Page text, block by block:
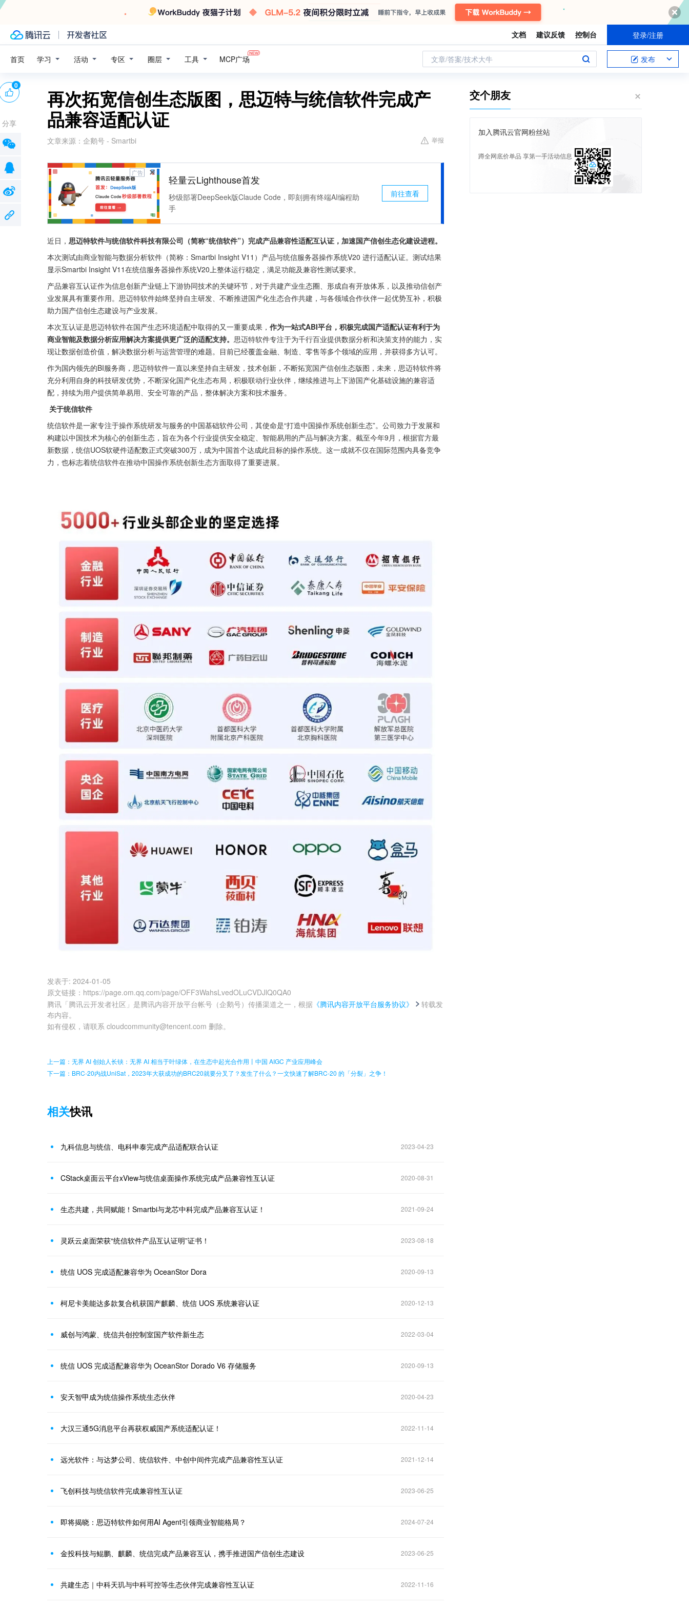
文档 建议反馈 控制台 登录/注册
首页 学习 活动 专区 圈层 工具 MCP广场 文章/答案/技术大牛 发布
再次拓宽信创生态版图，思迈特与统信软件完成产
品兼容适配认证
文章来源： 企鹅号 - Smartbi 举报
广告
轻量云Lighthouse首发
秒级部署DeepSeek版Claude Code，即刻拥有终端AI编程助
手
前往查看
近日， 思迈特软件与统信软件科技有限公司（简称“统信软件”）完成产品兼容性适配互认证，加速国产信创生态化建设进程。
本次测试由商业智能与数据分析软件（简称：Smartbi Insight V11）产品与统信服务器操作系统V20 进行适配认证。测试结果
显示Smartbi Insight V11在统信服务器操作系统V20上整体运行稳定，满足功能及兼容性测试要求。
产品兼容互认证作为信息创新产业链上下游协同技术的关键环节，对于共建产业生态圈、形成自有开放体系，以及推动信创产
业发展具有重要作用。思迈特软件始终坚持自主研发、不断推进国产化生态合作共建，与各领域合作伙伴一起优势互补，积极
助力国产信创生态建设与产业发展。
本次互认证是思迈特软件在国产生态环境适配中取得的又一重要成果， 作为一站式ABI平台，积极完成国产适配认证有利于为
商业智能及数据分析应用解决方案提供更广泛的适配支持。 思迈特软件专注于为千行百业提供数据分析和决策支持的能力，实
现让数据创造价值，解决数据分析与运营管理的难题。目前已经覆盖金融、制造、零售等多个领域的应用，并获得多方认可。
作为国内领先的BI服务商，思迈特软件一直以来坚持自主研发，技术创新，不断拓宽国产信创生态版图，未来，思迈特软件将
充分利用自身的科技研发优势，不断深化国产化生态布局，积极联动行业伙伴，继续推进与上下游国产化基础设施的兼容适
配，持续为用户提供简单易用、安全可靠的产品，整体解决方案和技术服务。
关于统信软件
统信软件是一家专注于操作系统研发与服务的中国基础软件公司，其使命是“打造中国操作系统创新生态”。公司致力于发展和
构建以中国技术为核心的创新生态，旨在为各个行业提供安全稳定、智能易用的产品与解决方案。截至今年9月，根据官方最
新数据，统信UOS软硬件适配数正式突破300万，成为中国首个达成此目标的操作系统。这一成就不仅在国际范围内具备竞争
力，也标志着统信软件在推动中国操作系统创新生态方面取得了重要进展。
发表于: 2024-01-05
原文链接 ： https://page.om.qq.com/page/OFF3WahsLvedOLuCVDJlQ0QA0
腾讯「腾讯云开发者社区」是腾讯内容开放平台帐号（企鹅号）传播渠道之一，根据 《腾讯内容开放平台服务协议》
转载发
布内容。
如有侵权，请联系 cloudcommunity@tencent.com 删除。
0
分享
上一篇：无界 AI 创始人长铗：无界 AI 相当于叶绿体，在生态中起光合作用丨中国 AIGC 产业应用峰会
下一篇：BRC-20内战UniSat，2023年大获成功的BRC20就要分叉了？发生了什么？一文快速了解BRC-20 的「分裂」之争！
相关快讯
九科信息与统信、电科申泰完成产品适配联合认证 2023-04-23
CStack桌面云平台xView与统信桌面操作系统完成产品兼容性互认证 2020-08-31
生态共建，共同赋能！Smartbi与龙芯中科完成产品兼容互认证！ 2021-09-24
灵跃云桌面荣获“统信软件产品互认证明”证书！ 2023-08-18
统信 UOS 完成适配兼容华为 OceanStor Dora 2020-09-13
柯尼卡美能达多款复合机获国产麒麟、统信 UOS 系统兼容认证 2020-12-13
威创与鸿蒙、统信共创控制室国产软件新生态 2022-03-04
统信 UOS 完成适配兼容华为 OceanStor Dorado V6 存储服务 2020-09-13
安天智甲成为统信操作系统生态伙伴 2020-04-23
大汉三通5G消息平台再获权威国产系统适配认证！ 2022-11-14
远光软件：与达梦公司、统信软件、中创中间件完成产品兼容性互认证 2021-12-14
飞创科技与统信软件完成兼容性互认证 2023-06-25
即将揭晓：思迈特软件如何用AI Agent引领商业智能格局？ 2024-07-24
金投科技与鲲鹏、麒麟、统信完成产品兼容互认，携手推进国产信创生态建设 2023-06-25
共建生态｜中科天玑与中科可控等生态伙伴完成兼容性互认证 2022-11-16
交个朋友
加入腾讯云官网粉丝站
蹲全网底价单品 享第一手活动信息